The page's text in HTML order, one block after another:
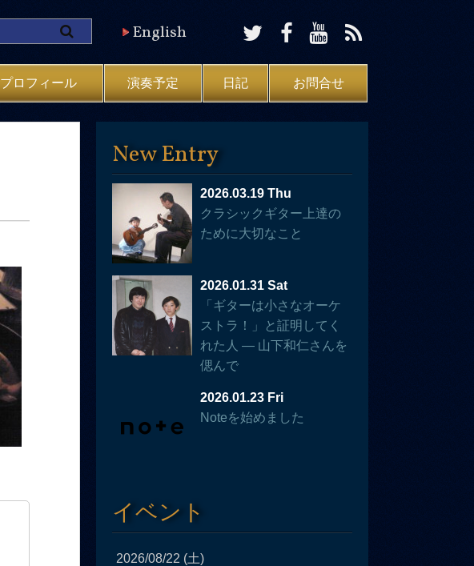
English
プロフィール 演奏予定 日記 お問合せ
New Entry
2026.03.19 Thu
クラシックギター上達の
ために大切なこと
2026.01.31 Sat
「ギターは小さなオーケ
ストラ！」と証明してく
れた人 — 山下和仁さんを
偲んで
2026.01.23 Fri
Noteを始めました
イベント
2026/08/22 (土)